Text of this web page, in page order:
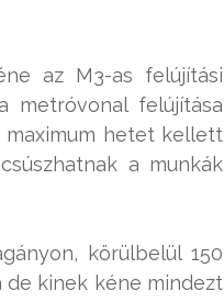
az M3-as felújítási
metróvonal felújítása
maximum hetet kellett
a munkák
körülbelül 150
de kinek kéne mindezt